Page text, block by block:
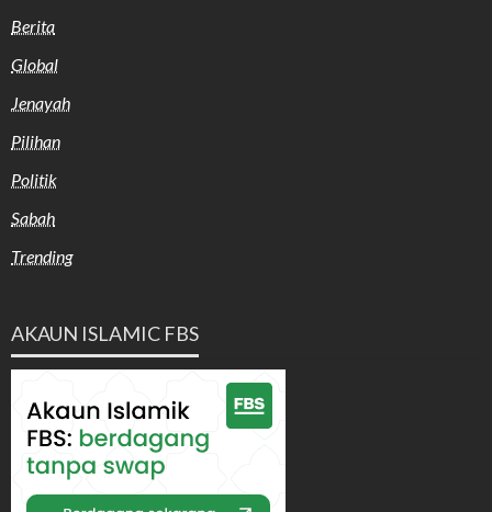
Berita
Global
Jenayah
Pilihan
Politik
Sabah
Trending
AKAUN ISLAMIC FBS